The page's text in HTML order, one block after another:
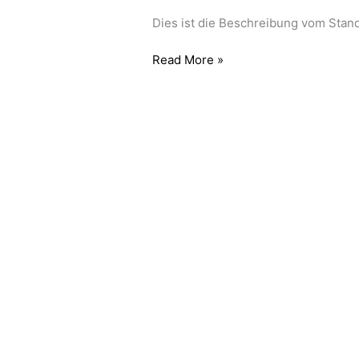
Dies ist die Beschreibung vom
Read More »